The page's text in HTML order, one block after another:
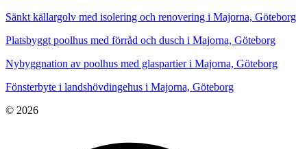
Sänkt källargolv med isolering och renovering i Majorna, Göteborg
Platsbyggt poolhus med förråd och dusch i Majorna, Göteborg
Nybyggnation av poolhus med glaspartier i Majorna, Göteborg
Fönsterbyte i landshövdingehus i Majorna, Göteborg
© 2026